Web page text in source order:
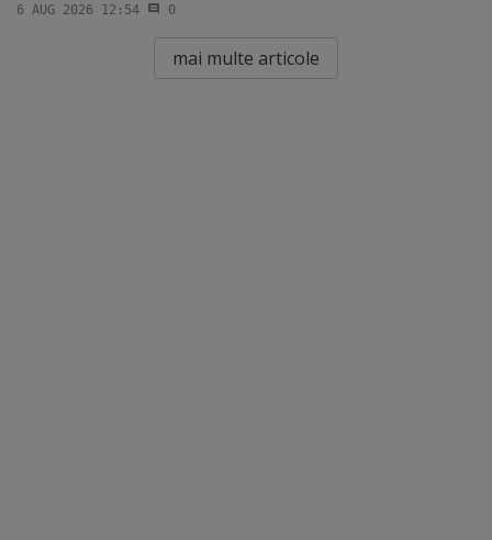
6 AUG 2026 12:54 0
mai multe articole